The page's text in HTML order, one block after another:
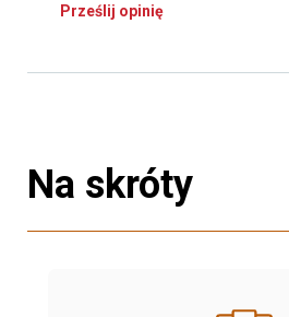
Prześlij opinię
Na skróty